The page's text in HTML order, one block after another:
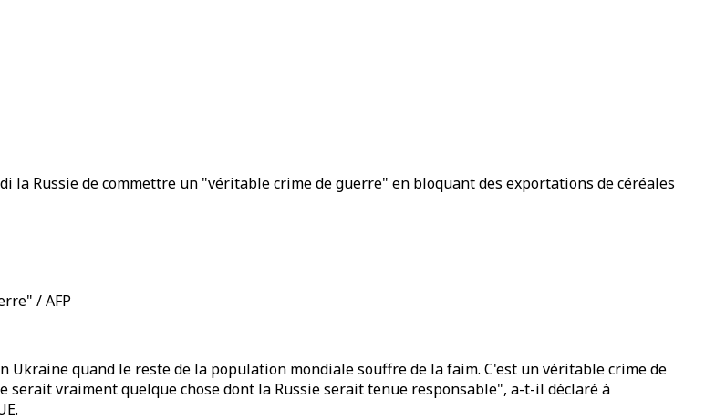
la Russie de commettre un "véritable crime de guerre" en bloquant des exportations de céréales
/ AFP
quand le reste de la population mondiale souffre de la faim. C'est un véritable crime de
serait vraiment quelque chose dont la Russie serait tenue responsable", a-t-il déclaré à